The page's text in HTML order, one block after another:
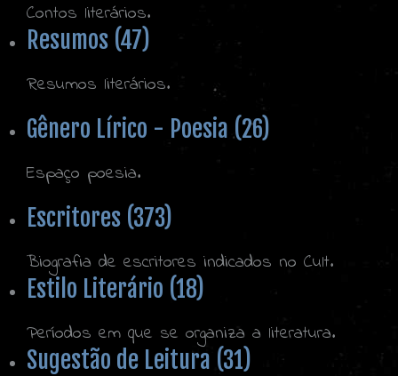
Contos literários.
Resumos (47)
Resumos literários.
Gênero Lírico - Poesia (26)
Espaço poesia.
Escritores (373)
Biografia de escritores indicados no Cult.
Estilo Literário (18)
Períodos em que se organiza a literatura.
Sugestão de Leitura (31)